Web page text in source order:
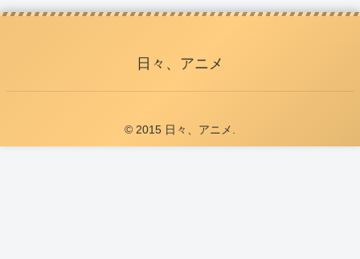
日々、アニメ
© 2015 日々、アニメ.